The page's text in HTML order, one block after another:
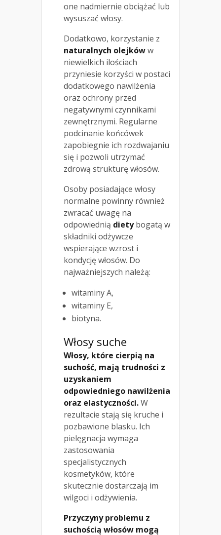
one nadmiernie obciążać lub
wysuszać włosy.
Dodatkowo, korzystanie z
naturalnych olejkóww
niewielkich ilościach
przyniesie korzyści w postaci
dodatkowego nawilżenia
oraz ochrony przed
negatywnymi czynnikami
zewnętrznymi. Regularne
podcinanie końcówek
zapobiegnie ich rozdwajaniu
się i pozwoli utrzymać
zdrową strukturę włosów.
Osoby posiadające włosy
normalne powinny również
zwracać uwagę na
odpowiednią dietybogatą w
składniki odżywcze
wspierające wzrost i
kondycję włosów. Do
najważniejszych należą:
witaminy A,
witaminy E,
biotyna.
Włosy suche
Włosy, które cierpią na
suchość, mają trudności z
uzyskaniem
odpowiedniego nawilżenia
oraz elastyczności.W
rezultacie stają się kruche i
pozbawione blasku. Ich
pielęgnacja wymaga
zastosowania
specjalistycznych
kosmetyków, które
skutecznie dostarczają im
wilgoci i odżywienia.
Przyczyny problemu z
suchością włosów mogą